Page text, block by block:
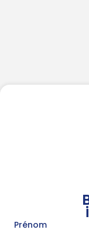
Prénom